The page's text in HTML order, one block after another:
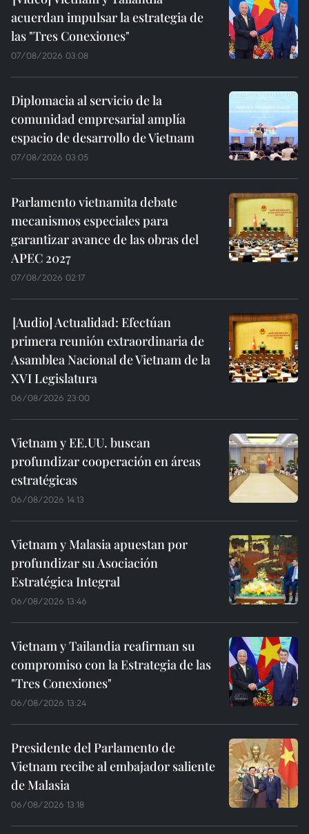
acuerdan impulsar la estrategia de
las "Tres Conexiones"
07/08/2026 03:08
Diplomacia al servicio de la
comunidad empresarial amplía
espacio de desarrollo de Vietnam
07/08/2026 03:05
Parlamento vietnamita debate
mecanismos especiales para
garantizar avance de las obras del
APEC 2027
07/08/2026 02:17
Actualidad: Efectúan
primera reunión extraordinaria de
Asamblea Nacional de Vietnam de la
XVI Legislatura
06/08/2026 23:00
Vietnam y EE.UU. buscan
profundizar cooperación en áreas
estratégicas
06/08/2026 14:13
Vietnam y Malasia apuestan por
profundizar su Asociación
Estratégica Integral
06/08/2026 13:46
Vietnam y Tailandia reafirman su
compromiso con la Estrategia de las
"Tres Conexiones"
06/08/2026 13:24
Presidente del Parlamento de
Vietnam recibe al embajador saliente
de Malasia
06/08/2026 13:18